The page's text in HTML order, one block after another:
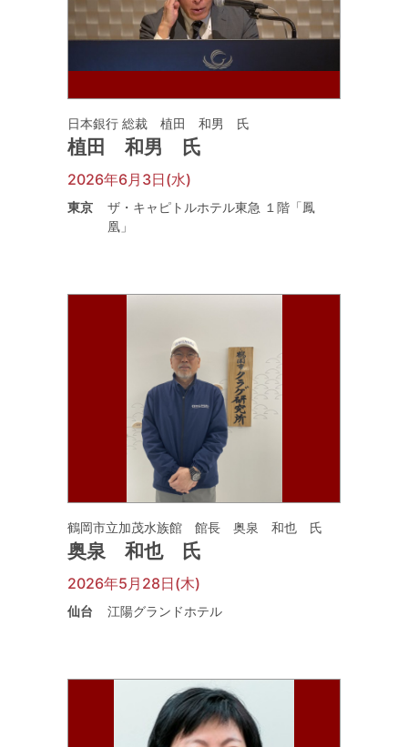
日本銀行 総裁 植田 和男 氏
植田 和男 氏
2026年6月3日(水)
東京
ザ・キャピトルホテル東急 １階「鳳
凰」
鶴岡市立加茂水族館 館長 奥泉 和也 氏
奥泉 和也 氏
2026年5月28日(木)
仙台 江陽グランドホテル